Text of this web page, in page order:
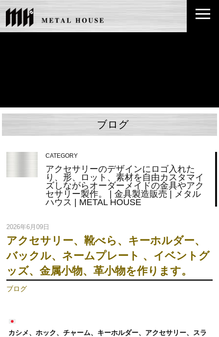
ブログ
CATEGORY
アクセサリーのデザインにロゴ入れた
り、形、ロット、素材を自由カスタマイ
ズしながらオーダーメイドの金具やアク
セサリー製作。 | 金具製造販売 | メタル
ハウス | METAL HOUSE
2026年6月09日
アクセサリー、靴べら、キーホルダー、
バックル、ネームプレート 、イベントグ
ッズ、金属小物、革小物を作ります。
ブログ
カシメ、ホック、チャーム、キーホルダー、アクセサリー、スラ